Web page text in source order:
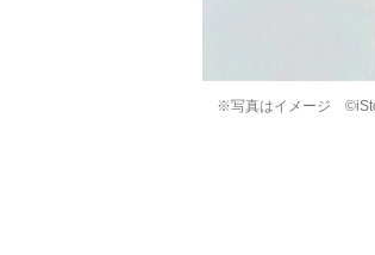
※写真はイメージ